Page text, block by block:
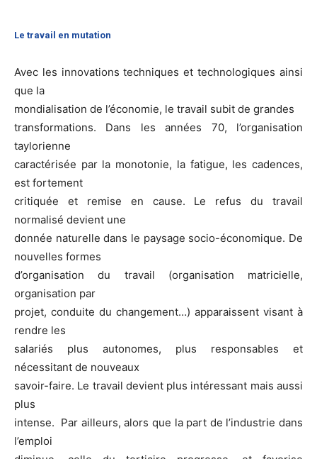
Le travail en mutation
Avec les innovations techniques et technologiques ainsi
que la
mondialisation de l’économie, le travail subit de grandes
transformations. Dans les années 70, l’organisation
taylorienne
caractérisée par la monotonie, la fatigue, les cadences,
est fortement
critiquée et remise en cause. Le refus du travail
normalisé devient une
donnée naturelle dans le paysage socio-économique. De
nouvelles formes
d’organisation du travail (organisation matricielle,
organisation par
projet, conduite du changement…) apparaissent visant à
rendre les
salariés plus autonomes, plus responsables et
nécessitant de nouveaux
savoir-faire. Le travail devient plus intéressant mais aussi
plus
intense. Par ailleurs, alors que la part de l’industrie dans
l’emploi